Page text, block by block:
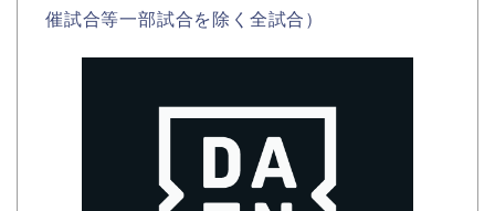
催試合等一部試合を除く全試合）